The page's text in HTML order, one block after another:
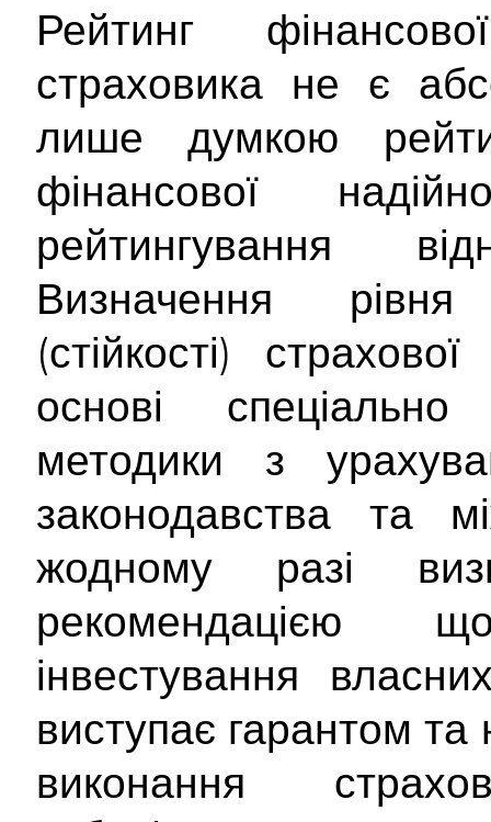
Рейтинг
страховика не є
лише думкою
фінансової
рейтингування
Визначення рівня
(стійкості)
основі спеціально
методики з
законодавства та
жодному разі
рекомендацією
інвестування
виступає гарантом та
виконання